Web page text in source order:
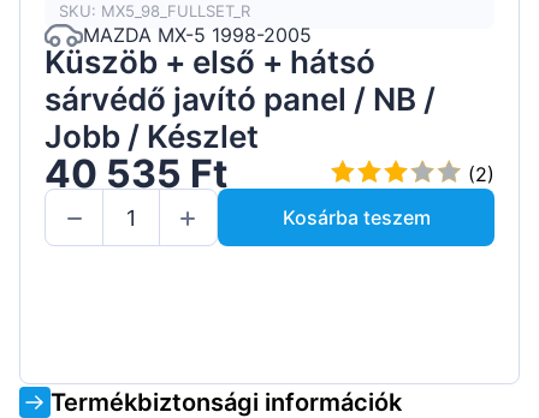
SKU: MX5_98_FULLSET_R
MAZDA MX-5 1998-2005
Küszöb + első + hátsó
sárvédő javító panel / NB /
Jobb / Készlet
40 535 Ft
(2)
Kosárba teszem
Termékbiztonsági információk